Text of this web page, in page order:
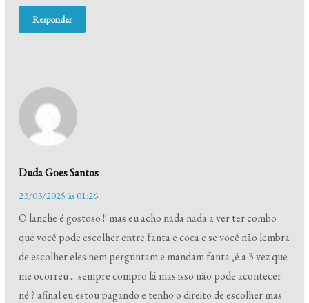
Responder
Duda Goes Santos
23/03/2025 às 01:26
O lanche é gostoso !! mas eu acho nada nada a ver ter combo
que você pode escolher entre fanta e coca e se você não lembra
de escolher eles nem perguntam e mandam fanta ,é a 3 vez que
me ocorreu …sempre compro lá mas isso não pode acontecer
né ? afinal eu estou pagando e tenho o direito de escolher mas